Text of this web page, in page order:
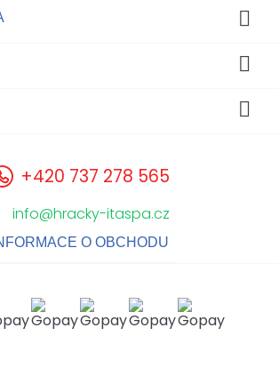



+420 737 278 565
info@hracky-itaspa.cz
O OBCHODU